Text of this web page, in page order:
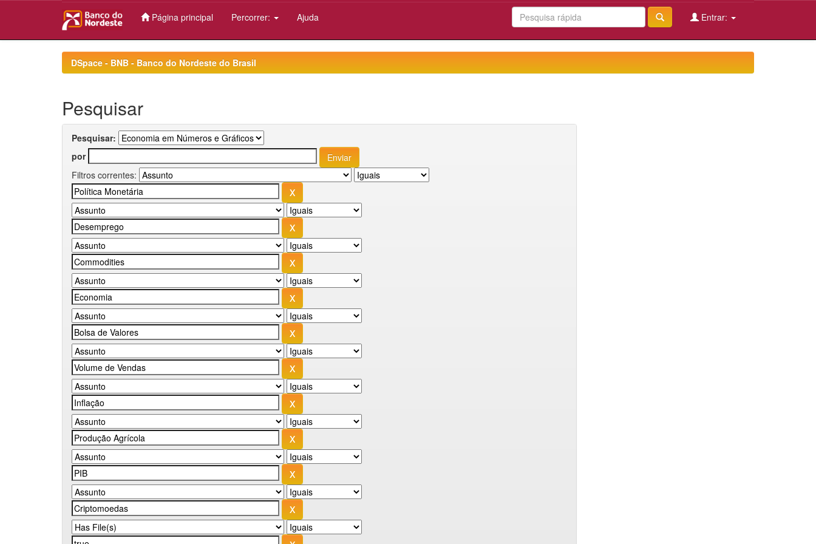
Página principal Percorrer: Ajuda Entrar:
DSpace - BNB - Banco do Nordeste do Brasil
Pesquisar
Pesquisar:
por
Filtros correntes: